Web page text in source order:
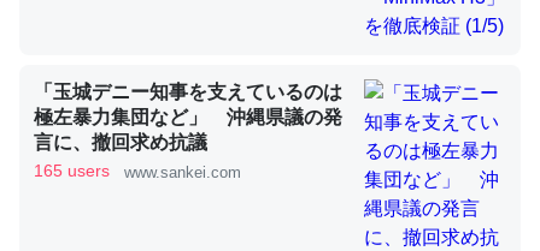
論文では「淡水はカルシウムも酸素も不足してて両方に不
いる鋏角類（カブトガニ・ウミグモ）はカルシウムを使わ
ずキチンを強化してる筈だが、酵素が違うのか？
─ニュース :: 【研究発表】昆虫学の大問題＝「昆虫はなぜ海にいな
いのか」に関する新仮説
「玉城デニー知事を支えているのは
極左暴力集団など」 沖縄県議の発
言に、撤回求め抗議
165 users www.sankei.com